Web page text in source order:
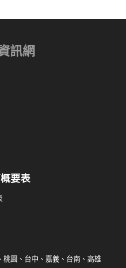
訊網
要表
桃園、台中、嘉義、台南、高雄